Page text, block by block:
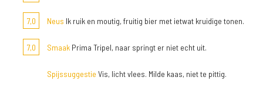
7,0 Neus Ik ruik en moutig, fruitig bier met ietwat kruidige tonen.
7,0 Smaak Prima Tripel, naar springt er niet echt uit.
Spijssuggestie Vis, licht vlees. Milde kaas, niet te pittig.